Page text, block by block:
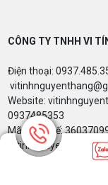
CÔNG TY TNHH VI
Điện thoại:
Website:
0937485353
Mã Số Thuế: